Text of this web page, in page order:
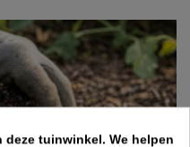
deze tuinwinkel. We helpen